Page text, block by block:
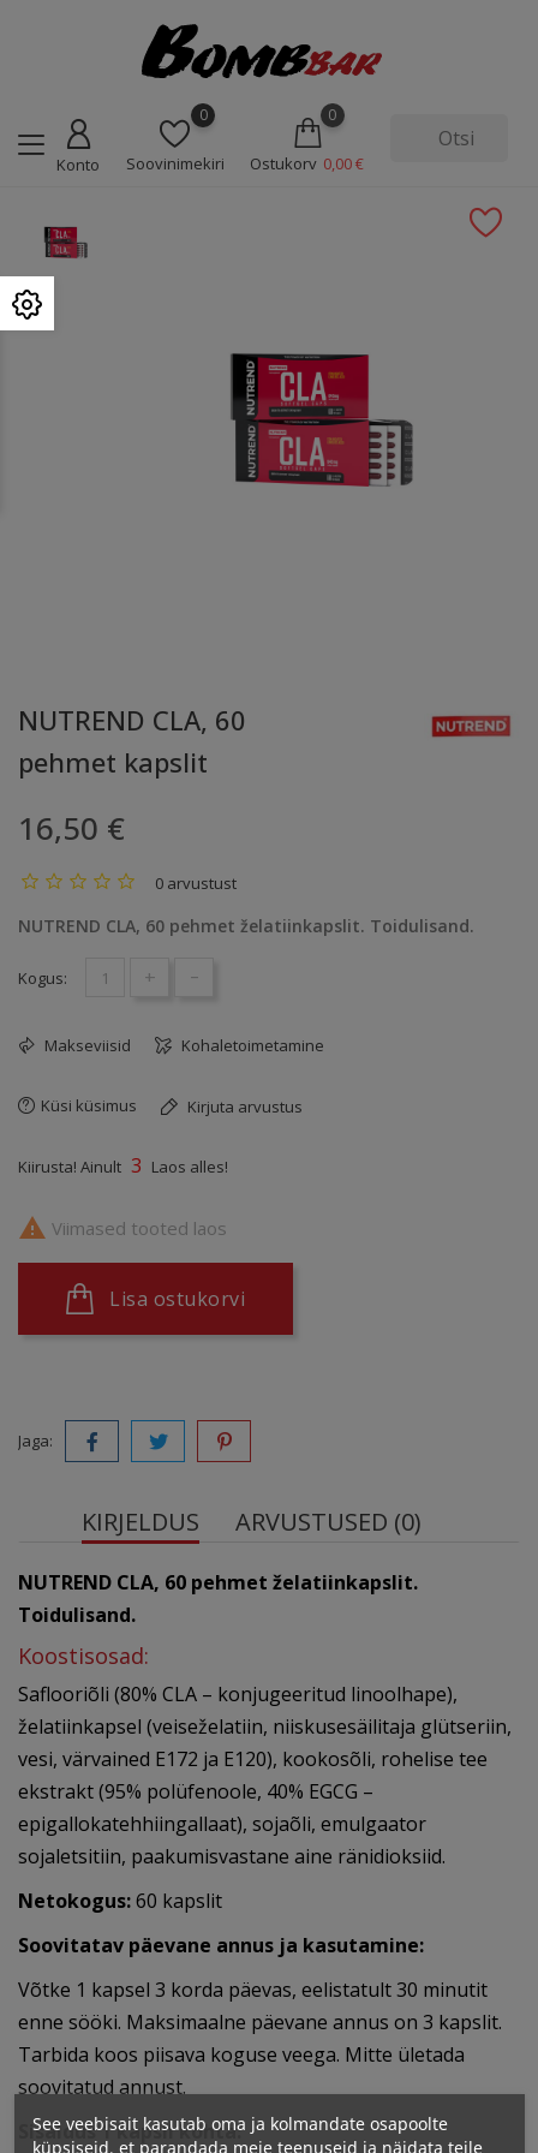
Konto
0
Soovinimekiri
0
Ostukorv 0,00 €
NUTREND CLA, 60
pehmet kapslit
16,50 €
0 arvustust
NUTREND CLA, 60 pehmet želatiinkapslit. Toidulisand.
Kogus: + -
Makseviisid Kohaletoimetamine
Küsi küsimus Kirjuta arvustus
Kiirusta! Ainult 3 Laos alles!
 Viimased tooted laos
Lisa ostukorvi
Jaga:
KIRJELDUS ARVUSTUSED (0)
NUTREND CLA, 60 pehmet želatiinkapslit.
Toidulisand.
Koostisosad:
Saflooriõli (80% CLA – konjugeeritud linoolhape),
želatiinkapsel (veiseželatiin, niiskusesäilitaja glütseriin,
vesi, värvained E172 ja E120), kookosõli, rohelise tee
ekstrakt (95% polüfenoole, 40% EGCG –
epigallokatehhiingallaat), sojaõli, emulgaator
sojaletsitiin, paakumisvastane aine ränidioksiid.
Netokogus:60 kapslit
Soovitatav päevane annus ja kasutamine:
Võtke 1 kapsel 3 korda päevas, eelistatult 30 minutit
enne sööki. Maksimaalne päevane annus on 3 kapslit.
Tarbida koos piisava koguse veega. Mitte ületada
soovitatud annust.
Sisaldus1 kapslikohta:
See veebisait kasutab oma ja kolmandate osapoolte
küpsiseid, et parandada meie teenuseid ja näidata teile